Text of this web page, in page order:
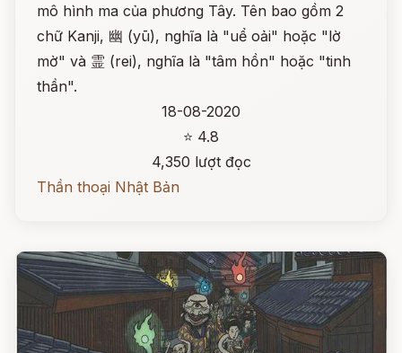
mô hình ma của phương Tây. Tên bao gồm 2
chữ Kanji, 幽 (yū), nghĩa là "uể oải" hoặc "lờ
mờ" và 霊 (rei), nghĩa là "tâm hồn" hoặc "tinh
thần".
18-08-2020
⭐ 4.8
4,350 lượt đọc
Thần thoại Nhật Bản